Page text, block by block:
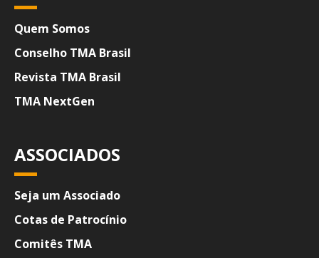
Quem Somos
Conselho TMA Brasil
Revista TMA Brasil
TMA NextGen
ASSOCIADOS
Seja um Associado
Cotas de Patrocínio
Comitês TMA